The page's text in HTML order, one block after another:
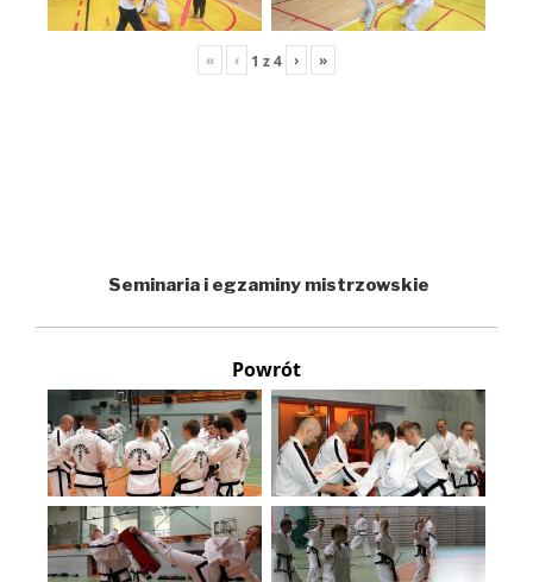
« ‹ 1 z4 › »
Seminaria i egzaminy mistrzowskie
Powrót